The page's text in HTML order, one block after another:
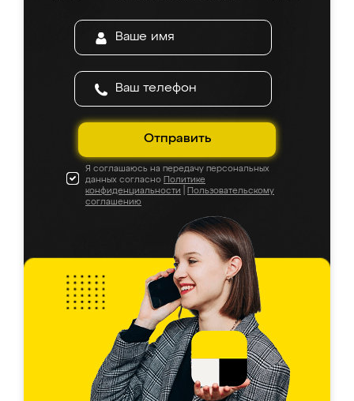
Отправить
Я соглашаюсь на передачу персональных
данных согласно Политике
конфиденциальности
Пользовательскому
соглашению